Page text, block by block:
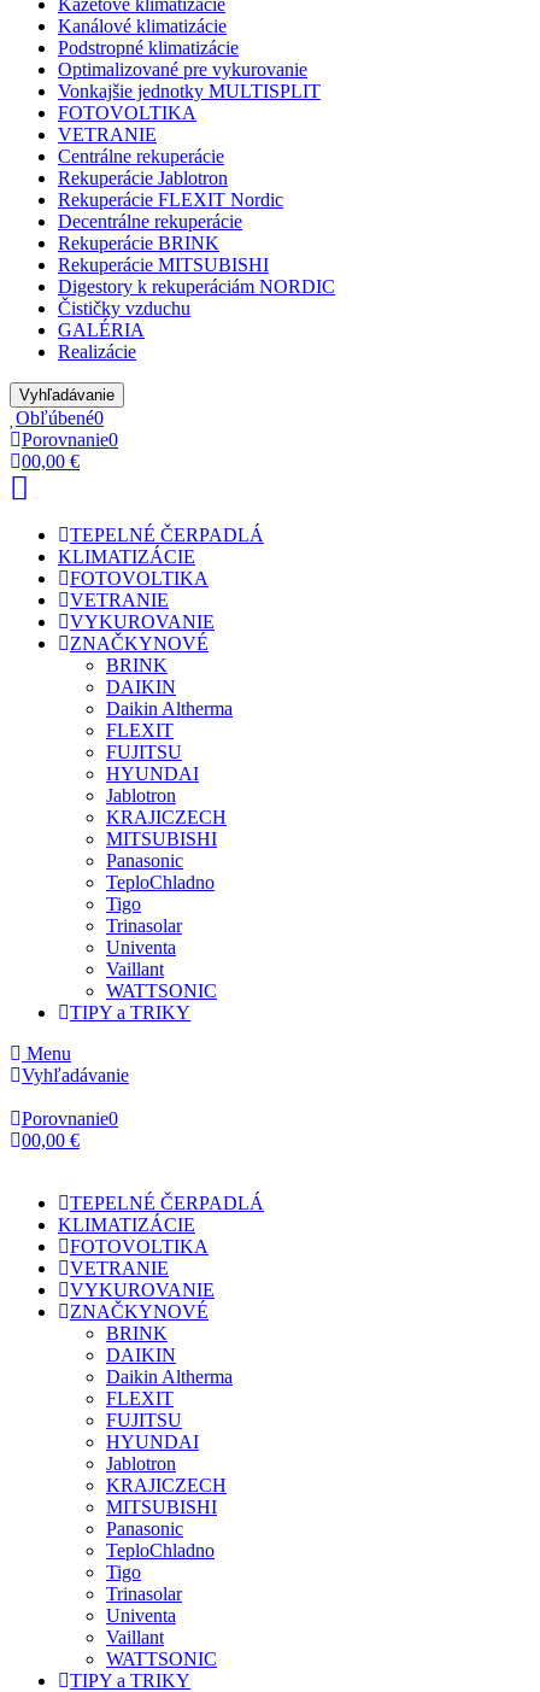
Kazetové klimatizácie
Kanálové klimatizácie
Podstropné klimatizácie
Optimalizované pre vykurovanie
Vonkajšie jednotky MULTISPLIT
FOTOVOLTIKA
VETRANIE
Centrálne rekuperácie
Rekuperácie Jablotron
Rekuperácie FLEXIT Nordic
Decentrálne rekuperácie
Rekuperácie BRINK
Rekuperácie MITSUBISHI
Digestory k rekuperáciám NORDIC
Čističky vzduchu
GALÉRIA
Realizácie
Vyhľadávanie
Obľúbené0
Porovnanie0
00,00 €
TEPELNÉ ČERPADLÁ
KLIMATIZÁCIE
FOTOVOLTIKA
VETRANIE
VYKUROVANIE
ZNAČKYNOVÉ
BRINK
DAIKIN
Daikin Altherma
FLEXIT
FUJITSU
HYUNDAI
Jablotron
KRAJICZECH
MITSUBISHI
Panasonic
TeploChladno
Tigo
Trinasolar
Univenta
Vaillant
WATTSONIC
TIPY a TRIKY
Menu
Vyhľadávanie
Porovnanie0
00,00 €
TEPELNÉ ČERPADLÁ
KLIMATIZÁCIE
FOTOVOLTIKA
VETRANIE
VYKUROVANIE
ZNAČKYNOVÉ
BRINK
DAIKIN
Daikin Altherma
FLEXIT
FUJITSU
HYUNDAI
Jablotron
KRAJICZECH
MITSUBISHI
Panasonic
TeploChladno
Tigo
Trinasolar
Univenta
Vaillant
WATTSONIC
TIPY a TRIKY